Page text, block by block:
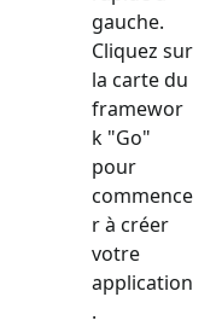
gauche.
Cliquez sur
la carte du
framewor
k "Go"
pour
commence
r à créer
votre
application
.